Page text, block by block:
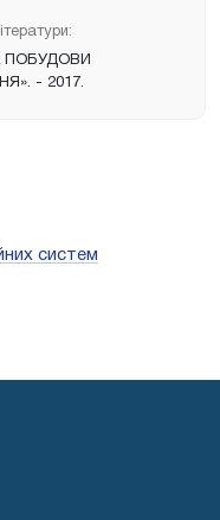
ПОБУДОВИ
- 2017.
систем